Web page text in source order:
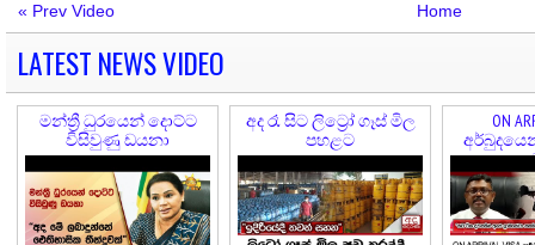
« Prev Video Home
LATEST NEWS VIDEO
මන්ත්‍රී ධුරයෙන් දොට්ට
විසිවුණු ඩයනා
අද රෑ සිට ලිට්‍රෝ ගෑස් මිල
පහළට
ON